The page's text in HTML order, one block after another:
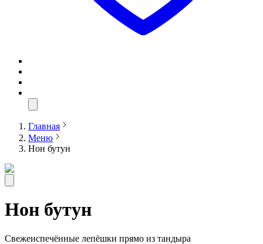
Главная
Меню
Нон бутун
Нон бутун
Свежеиспечённые лепёшки прямо из тандыра